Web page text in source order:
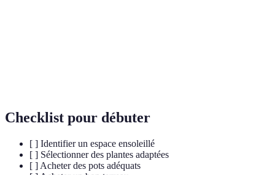
Checklist pour débuter
[ ] Identifier un espace ensoleillé
[ ] Sélectionner des plantes adaptées
[ ] Acheter des pots adéquats